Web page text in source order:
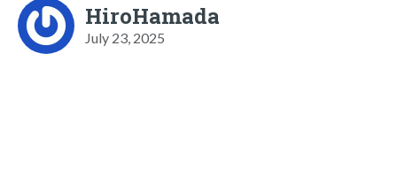
HiroHamada
July 23, 2025